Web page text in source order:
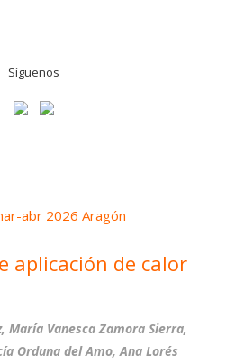
Síguenos
abr 2026 Aragón
aplicación de calor
María Vanesca Zamora Sierra,
Orduna del Amo, Ana Lorés